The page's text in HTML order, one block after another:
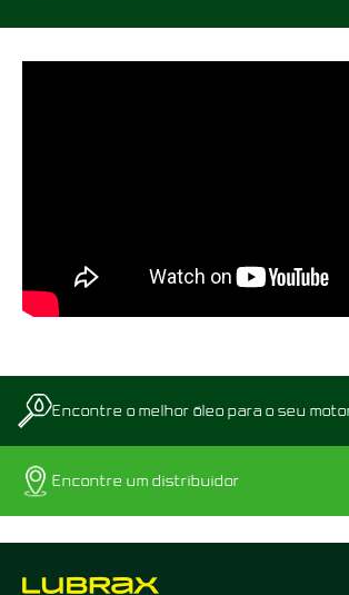
Video
Encontre o melhor óleo para o seu
Encontre um distribuidor